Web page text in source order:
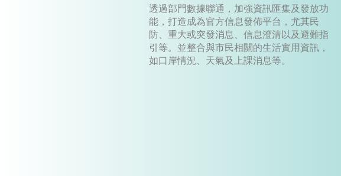
透過部門數據聯通，加強資訊匯集及發放功
能，打造成為官方信息發佈平台，尤其民
防、重大或突發消息、信息澄清以及避難指
引等。並整合與市民相關的生活實用資訊，
如口岸情況、天氣及上課消息等。